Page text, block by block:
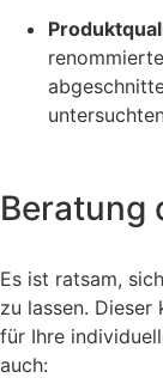
Beratung
Es ist ratsam,
zu lassen. Dieser
für Ihre
auch: